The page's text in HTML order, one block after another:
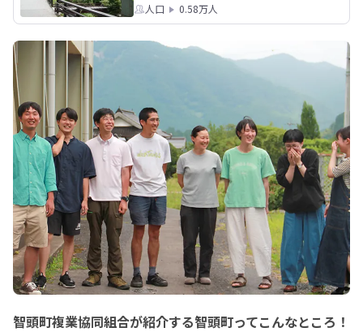
人口 0.58万人
智頭町複業協同組合が紹介する智頭町ってこんなところ！